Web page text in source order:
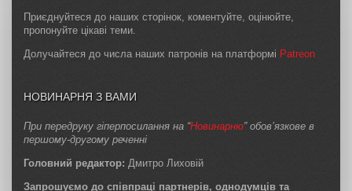
Приєднуйтеся до наших сторінок, коментуйте, оцінюйте,
пропонуйте цікаві теми.
Долучайтеся до числа наших патронів на платформі Patreon
НОВИНАРНЯ З ВАМИ
При передруку гіперпосилання на “Новинарню” обов’язкове в
першому-другому реченні
Головний редактор: Дмитро Лиховій
Запрошуємо до співпраці партнерів, однодумців та